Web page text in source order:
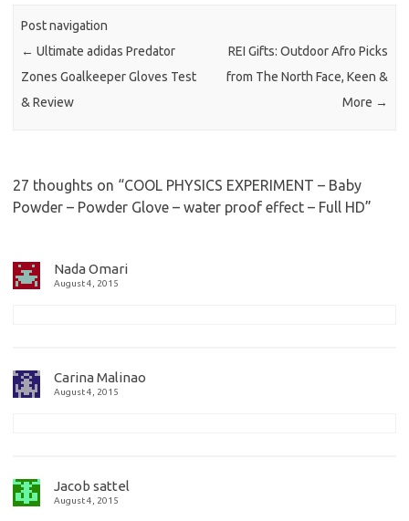
Post navigation
← Ultimate adidas Predator
Zones Goalkeeper Gloves Test
& Review
REI Gifts: Outdoor Afro Picks
from The North Face, Keen &
More →
27 thoughts on “COOL PHYSICS EXPERIMENT – Baby
Powder – Powder Glove – water proof effect – Full HD”
Nada Omari
August 4, 2015
Carina Malinao
August 4, 2015
Jacob sattel
August 4, 2015